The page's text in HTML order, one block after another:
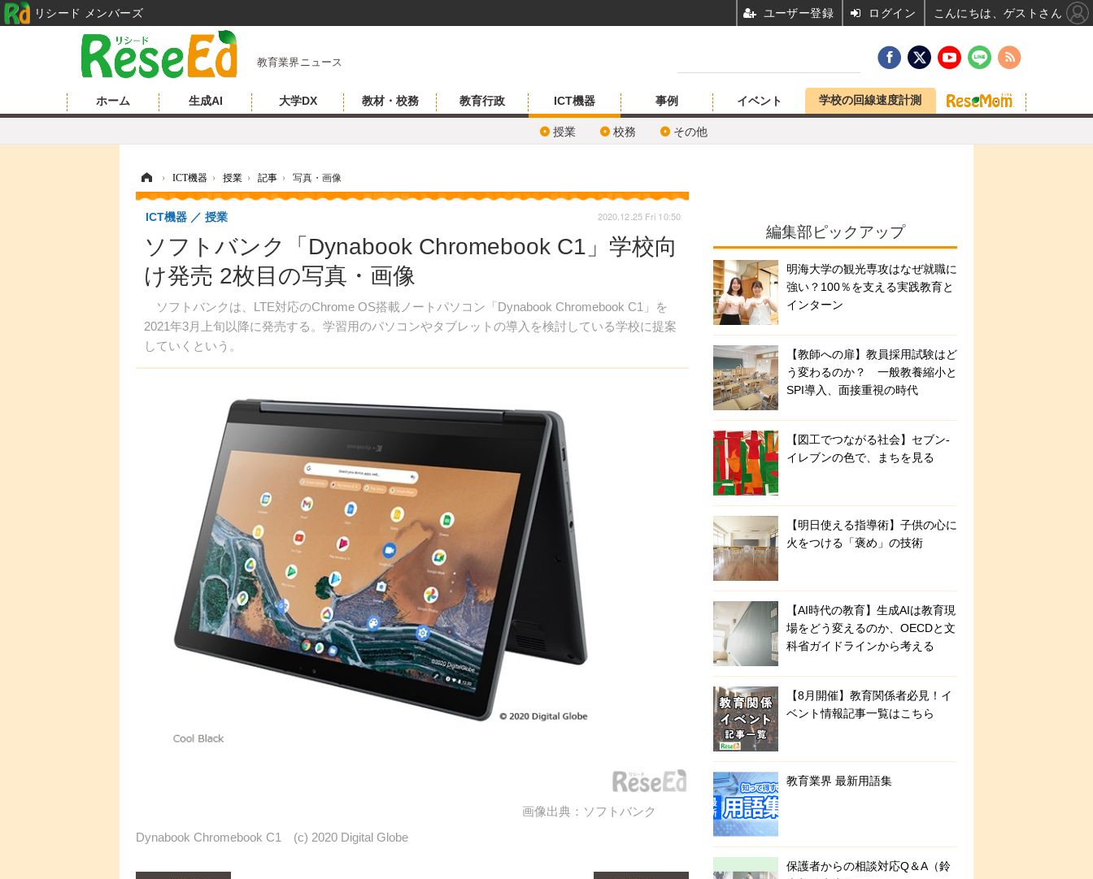
教育業界ニュース
ホーム 生成AI 大学DX 教材・校務 教育行政 ICT機器
授業 校務 その他
事例 イベント 学校の回線速度計測
› ICT機器 › 授業 › 記事 › 写真・画像
ソフトバンク「Dynabook Chromebook C1」学校向
け発売 2枚目の写真・画像
ソフトバンクは、LTE対応のChrome OS搭載ノートパソコン「Dynabook Chromebook C1」を
2021年3月上旬以降に発売する。学習用のパソコンやタブレットの導入を検討している学校に提案
していくという。
ICT機器 授業 2020.12.25 Fri 10:50
画像出典：ソフトバンク
Dynabook Chromebook C1 (c) 2020 Digital Globe
編集部ピックアップ
明海大学の観光専攻はなぜ就職に
強い？100％を支える実践教育と
インターン
【教師への扉】教員採用試験はど
う変わるのか？ 一般教養縮小と
SPI導入、面接重視の時代
【図工でつながる社会】セブン‐
イレブンの色で、まちを見る
【明日使える指導術】子供の心に
火をつける「褒め」の技術
【AI時代の教育】生成AIは教育現
場をどう変えるのか、OECDと文
科省ガイドラインから考える
【8月開催】教育関係者必見！イ
ベント情報記事一覧はこちら
教育業界 最新用語集
保護者からの相談対応Q＆A（鈴
リシード メンバーズ ユーザー登録 ログイン こんにちは、ゲストさん